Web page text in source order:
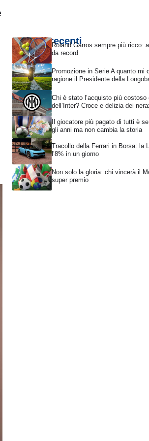
Articoli recentiRoland Garros sempre più ricco:
da record
Promozione in Serie A quanto mi
ragione il Presidente della
Chi è stato l’acquisto più costoso
dell’Inter? Croce e delizia dei
Il giocatore più pagato di tutti è
gli anni ma non cambia la storia
Tracollo della Ferrari in Borsa: la
l’8% in un giorno
Non solo la gloria: chi vincerà il
super premio